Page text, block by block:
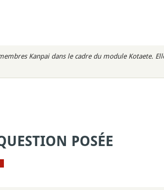
Kanpai dans le cadre du module Kotaete.
POSÉE